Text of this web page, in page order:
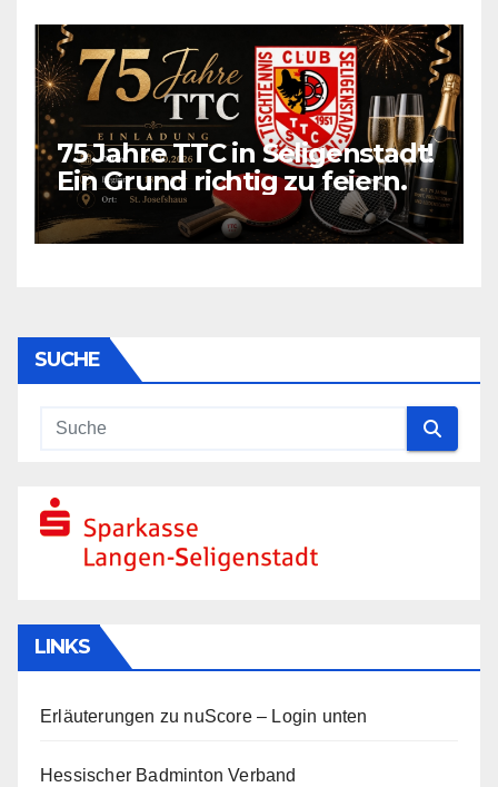
75 Jahre TTC in Seligenstadt!
Ein Grund richtig zu feiern.
SUCHE
LINKS
Erläuterungen zu nuScore– Login unten
Hessischer Badminton Verband